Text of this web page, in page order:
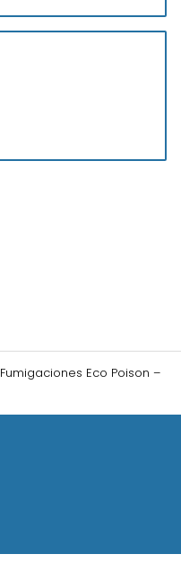
Fumigaciones Eco Poison –